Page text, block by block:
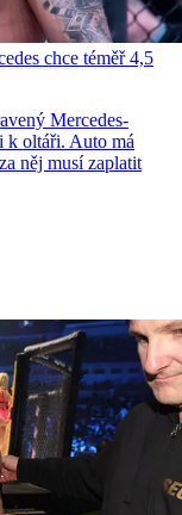
chce téměř 4,5
Mercedes-
k oltáři. Auto má
něj musí zaplatit